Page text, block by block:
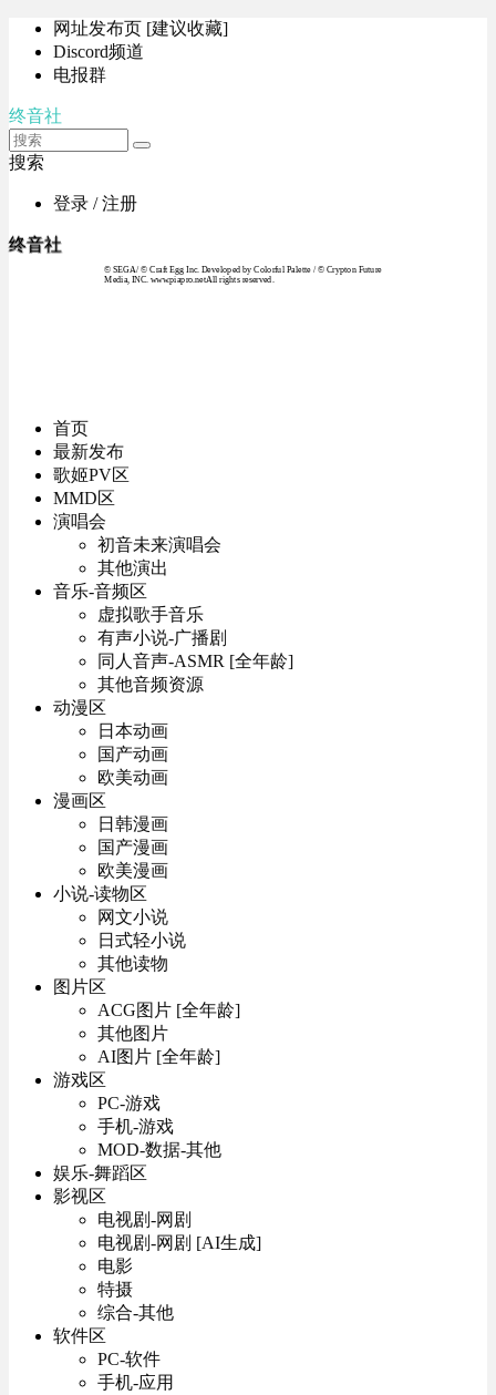
网址发布页 [建议收藏]
Discord频道
电报群
终音社
搜索
登录 / 注册
终音社
© SEGA / © Craft Egg Inc. Developed by Colorful Palette / © Crypton Future
Media, INC. www.piapro.netAll rights reserved.
首页
最新发布
歌姬PV区
MMD区
演唱会
初音未来演唱会
其他演出
音乐-音频区
虚拟歌手音乐
有声小说-广播剧
同人音声-ASMR [全年龄]
其他音频资源
动漫区
日本动画
国产动画
欧美动画
漫画区
日韩漫画
国产漫画
欧美漫画
小说-读物区
网文小说
日式轻小说
其他读物
图片区
ACG图片 [全年龄]
其他图片
AI图片 [全年龄]
游戏区
PC-游戏
手机-游戏
MOD-数据-其他
娱乐-舞蹈区
影视区
电视剧-网剧
电视剧-网剧 [AI生成]
电影
特摄
综合-其他
软件区
PC-软件
手机-应用